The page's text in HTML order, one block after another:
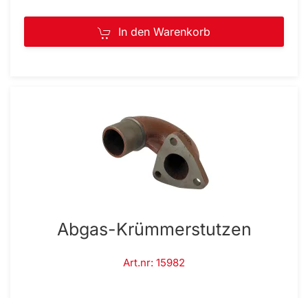
In den Warenkorb
Abgas-Krümmerstutzen
Art.nr: 15982